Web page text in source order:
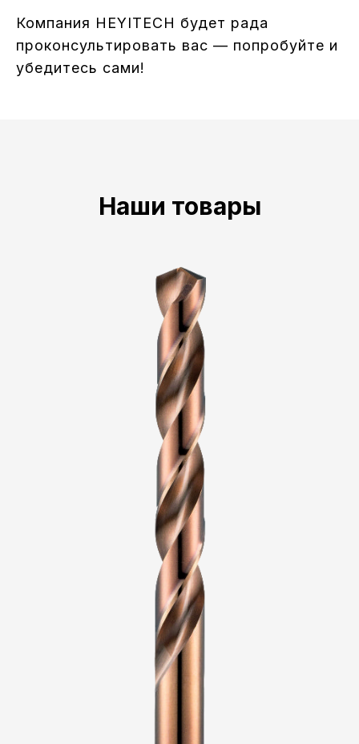
Компания HEYITECH будет рада
проконсультировать вас — попробуйте и
убедитесь сами!
Наши товары